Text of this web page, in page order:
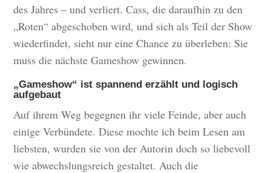
des Jahres – und verliert. Cass, die daraufhin zu den
„Roten“ abgeschoben wird, und sich als Teil der Show
wiederfindet, sieht nur eine Chance zu überleben: Sie
muss die nächste Gameshow gewinnen.
„Gameshow“ ist spannend erzählt und logisch
aufgebaut
Auf ihrem Weg begegnen ihr viele Feinde, aber auch
einige Verbündete. Diese mochte ich beim Lesen am
liebsten, wurden sie von der Autorin doch so liebevoll
wie abwechslungsreich gestaltet. Auch die